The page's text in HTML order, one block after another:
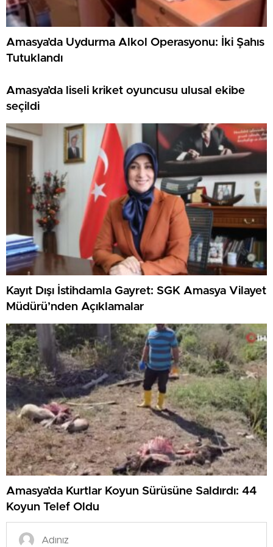
Amasya’da Uydurma Alkol Operasyonu: İki Şahıs
Tutuklandı
Amasya’da liseli kriket oyuncusu ulusal ekibe
seçildi
Kayıt Dışı İstihdamla Gayret: SGK Amasya Vilayet
Müdürü’nden Açıklamalar
Amasya’da Kurtlar Koyun Sürüsüne Saldırdı: 44
Koyun Telef Oldu